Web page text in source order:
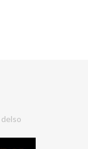
delso